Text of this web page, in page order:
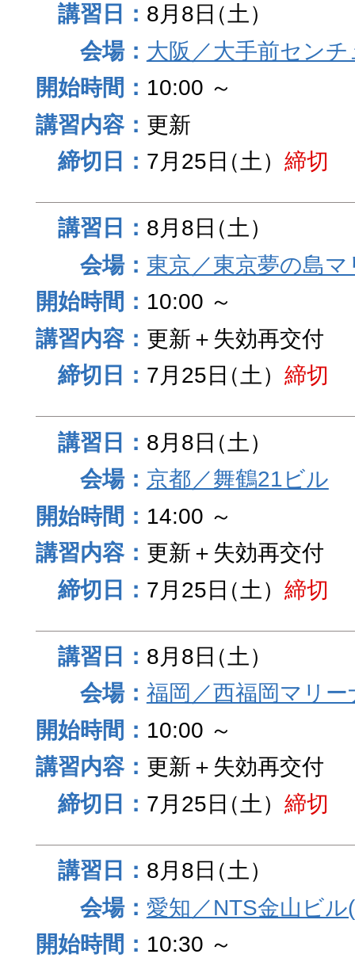
8月8日（土）
大阪／大手前セン
10:00 ～
更新
7月25日（土） 締切
8月8日（土）
東京／東京夢の島マ
10:00 ～
更新＋失効再交付
7月25日（土） 締切
8月8日（土）
京都／舞鶴21ビル
14:00 ～
更新＋失効再交付
7月25日（土） 締切
8月8日（土）
福岡／西福岡マリ
10:00 ～
更新＋失効再交付
7月25日（土） 締切
8月8日（土）
愛知／NTS金山ビ
10:30 ～